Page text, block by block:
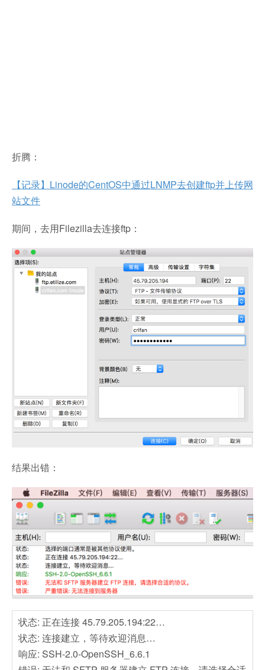
折腾：
【记录】Linode的CentOS中通过LNMP去创建ftp并上传网
站文件
期间，去用Filezilla去连接ftp：
结果出错：
状态: 正在连接45.79.205.194:22…
状态: 连接建立，等待欢迎消息…
响应: SSH-2.0-OpenSSH_6.6.1